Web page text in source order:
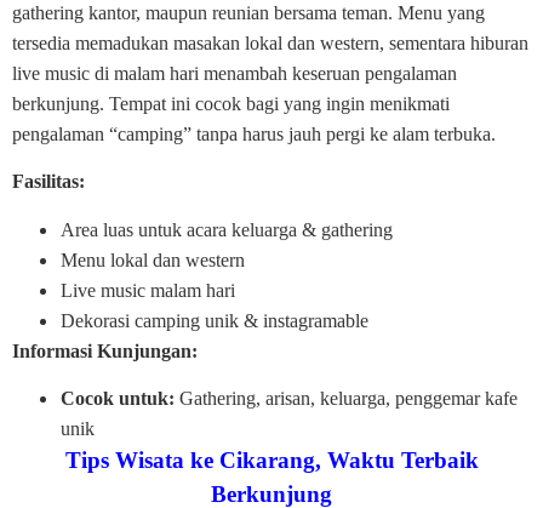
gathering kantor, maupun reunian bersama teman. Menu yang
tersedia memadukan masakan lokal dan western, sementara hiburan
live music di malam hari menambah keseruan pengalaman
berkunjung. Tempat ini cocok bagi yang ingin menikmati
pengalaman “camping” tanpa harus jauh pergi ke alam terbuka.
Fasilitas:
Area luas untuk acara keluarga & gathering
Menu lokal dan western
Live music malam hari
Dekorasi camping unik & instagramable
Informasi Kunjungan:
Cocok untuk: Gathering, arisan, keluarga, penggemar kafe
unik
Tips Wisata ke Cikarang, Waktu Terbaik
Berkunjung